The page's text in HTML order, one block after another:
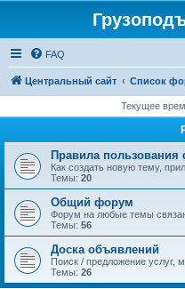
FAQ
Центральный сайт Список
Текущее
Правила
Как создать новую тему,
Темы: 20
Общий форум
Форум на любые темы
Темы: 56
Доска объявлений
Поиск / предложение услуг,
Темы: 26